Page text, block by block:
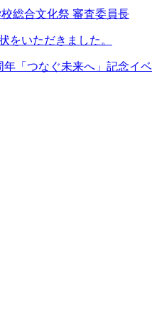
総合文化祭 審査委員長
をいただきました。
年「つなぐ未来へ」記念イ